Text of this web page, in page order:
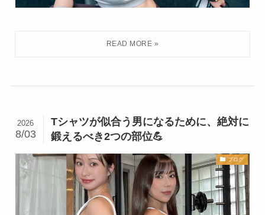
Tシャツが似合う男になるために、絶対に
鍛えるべき2つの部位💪
2026
8/03
ブログ